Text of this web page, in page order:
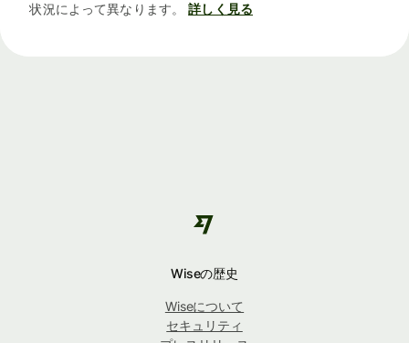
状況によって異なります。
詳しく見る
Wiseの歴史
Wiseについて
セキュリティ